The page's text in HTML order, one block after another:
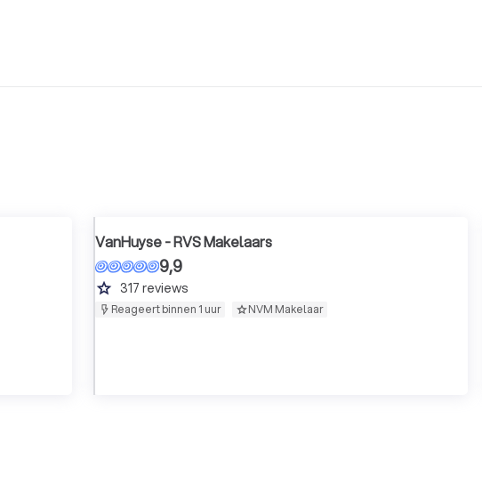
VanHuyse - RVS Makelaars
9,9
grade 317 reviews
Reageert binnen 1 uur NVM Makelaar